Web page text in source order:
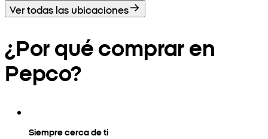
Ver todas las ubicaciones
¿Por qué comprar en
Pepco?
Siempre cerca de ti